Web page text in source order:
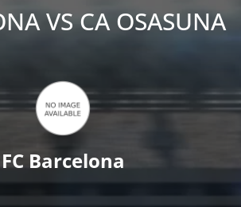
VS CA OSASUNA
FC Barcelona